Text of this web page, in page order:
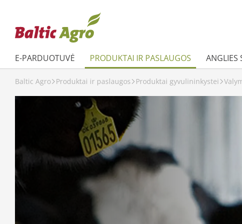
E-PARDUOTUVĖ PRODUKTAI IR PASLAUGOS ANGLIES
Baltic Agro Produktai ir paslaugos Produktai gyvulininkystei